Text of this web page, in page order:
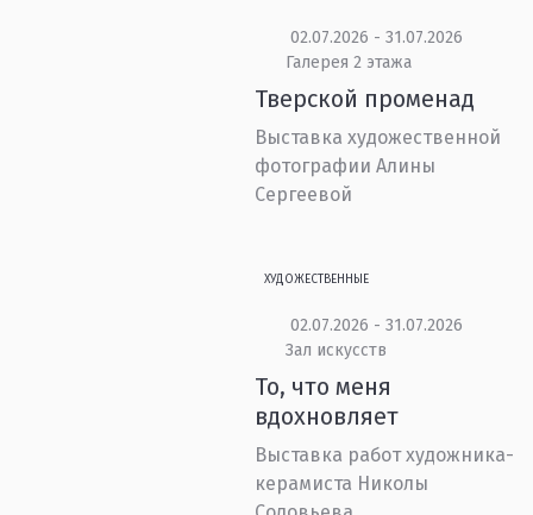
02.07.2026 - 31.07.2026
Галерея 2 этажа
Тверской променад
Выставка художественной
фотографии Алины
Сергеевой
ХУДОЖЕСТВЕННЫЕ
02.07.2026 - 31.07.2026
Зал искусств
То, что меня
вдохновляет
Выставка работ художника-
керамиста Николы